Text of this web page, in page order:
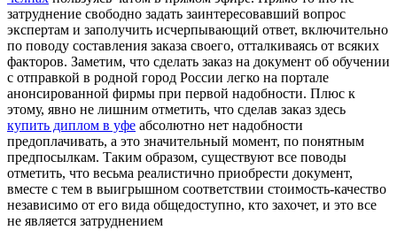
затруднение свободно задать заинтересовавший вопрос
экспертам и заполучить исчерпывающий ответ, включительно
по поводу составления заказа своего, отталкиваясь от всяких
факторов. Заметим, что сделать заказ на документ об обучении
с отправкой в родной город России легко на портале
анонсированной фирмы при первой надобности. Плюс к
этому, явно не лишним отметить, что сделав заказ здесь
купить диплом в уфе абсолютно нет надобности
предоплачивать, а это значительный момент, по понятным
предпосылкам. Таким образом, существуют все поводы
отметить, что весьма реалистично приобрести документ,
вместе с тем в выигрышном соответствии стоимость-качество
независимо от его вида общедоступно, кто захочет, и это все
не является затруднением